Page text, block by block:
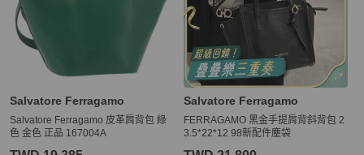
Salvatore Ferragamo
Salvatore Ferragamo 皮革肩背包 綠
色 金色 正品 167004A
Salvatore Ferragamo
FERRAGAMO 黑金手提肩背斜背包 2
3.5*22*12 98新配件塵袋